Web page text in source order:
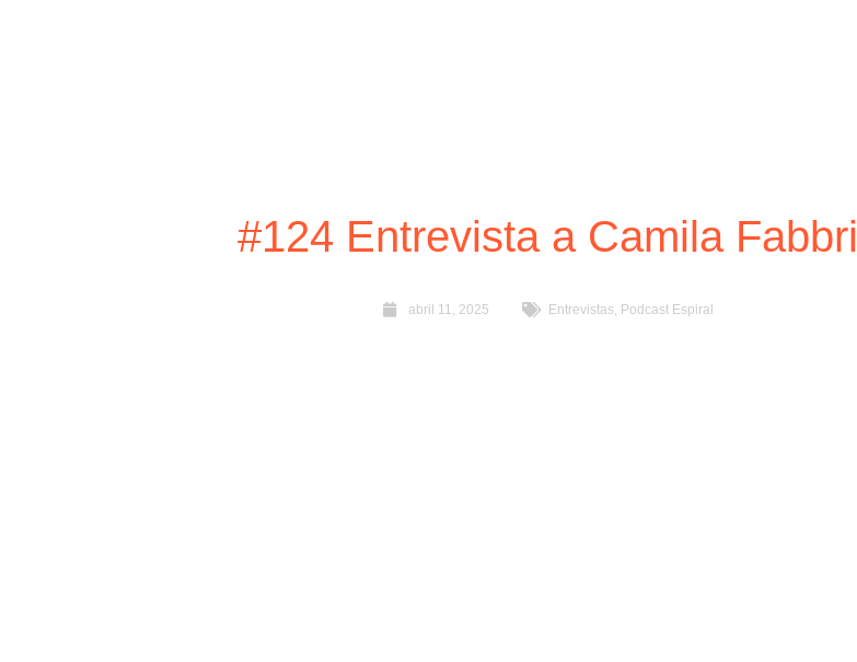
#124 Entrevista a Camila Fabbri
abril 11, 2025 Entrevistas, Podcast Espiral